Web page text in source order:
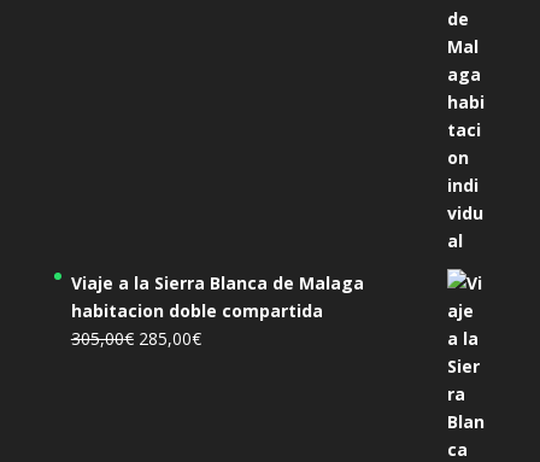
Viaje a la Sierra Blanca de Malaga
habitacion doble compartida
305,00€ El
285,00€El